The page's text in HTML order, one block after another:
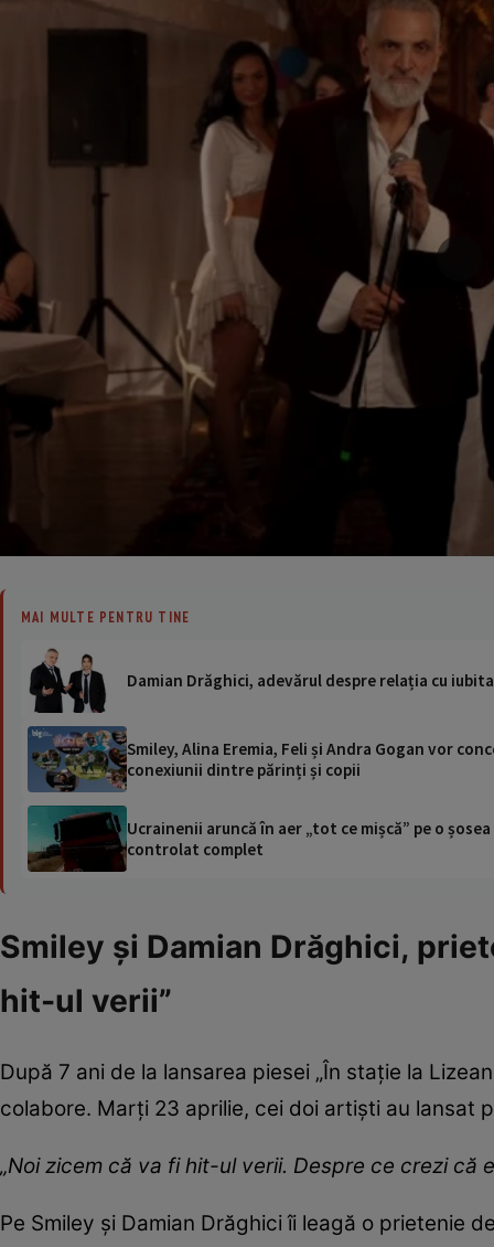
MAI MULTE PENTRU TINE
Damian Drăghici, adevărul despre relația cu
Smiley, Alina Eremia, Feli și Andra Gogan vor
conexiunii dintre părinți și copii
Ucrainenii aruncă în aer „tot ce mișcă” pe o
controlat complet
Smiley și Damian Drăghici,
hit-ul verii”
După 7 ani de la lansarea piesei „În stație la
colabore. Marți 23 aprilie, cei doi artiști au lansat
„Noi zicem că va fi hit-ul verii. Despre ce crezi că e
Pe Smiley și Damian Drăghici îi leagă o prietenie